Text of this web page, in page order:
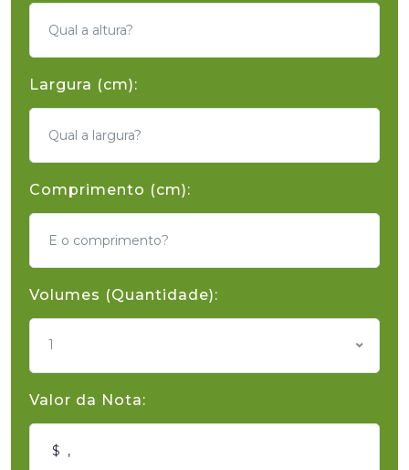
Largura (cm):
Comprimento (cm):
Volumes (Quantidade):
1
Valor da Nota: